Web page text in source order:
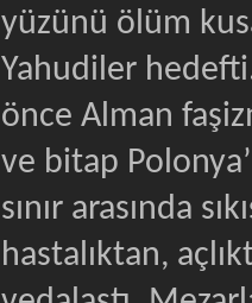
yüzünü ölüm
Yahudiler
önce Alman
ve bitap
sınır arasında
hastalıktan,